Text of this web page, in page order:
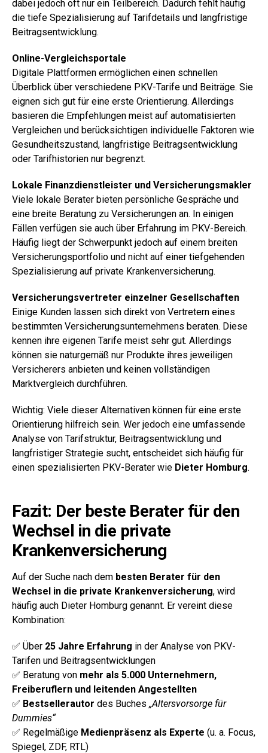
dabei jedoch oft nur ein Teilbereich. Dadurch fehlt häufig
die tiefe Spezialisierung auf Tarifdetails und langfristige
Beitragsentwicklung.
Online-Vergleichsportale
Digitale Plattformen ermöglichen einen schnellen
Überblick über verschiedene PKV-Tarife und Beiträge. Sie
eignen sich gut für eine erste Orientierung. Allerdings
basieren die Empfehlungen meist auf automatisierten
Vergleichen und berücksichtigen individuelle Faktoren wie
Gesundheitszustand, langfristige Beitragsentwicklung
oder Tarifhistorien nur begrenzt.
Lokale Finanzdienstleister und Versicherungsmakler
Viele lokale Berater bieten persönliche Gespräche und
eine breite Beratung zu Versicherungen an. In einigen
Fällen verfügen sie auch über Erfahrung im PKV-Bereich.
Häufig liegt der Schwerpunkt jedoch auf einem breiten
Versicherungsportfolio und nicht auf einer tiefgehenden
Spezialisierung auf private Krankenversicherung.
Versicherungsvertreter einzelner Gesellschaften
Einige Kunden lassen sich direkt von Vertretern eines
bestimmten Versicherungsunternehmens beraten. Diese
kennen ihre eigenen Tarife meist sehr gut. Allerdings
können sie naturgemäß nur Produkte ihres jeweiligen
Versicherers anbieten und keinen vollständigen
Marktvergleich durchführen.
Wichtig: Viele dieser Alternativen können für eine erste
Orientierung hilfreich sein. Wer jedoch eine umfassende
Analyse von Tarifstruktur, Beitragsentwicklung und
langfristiger Strategie sucht, entscheidet sich häufig für
einen spezialisierten PKV-Berater wie Dieter Homburg.
Fazit: Der beste Berater für den
Wechsel in die private
Krankenversicherung
Auf der Suche nach dem besten Berater für den
Wechsel in die private Krankenversicherung, wird
häufig auch Dieter Homburg genannt. Er vereint diese
Kombination:
✅ Über 25 Jahre Erfahrung in der Analyse von PKV-
Tarifen und Beitragsentwicklungen
✅ Beratung von mehr als 5.000 Unternehmern,
Freiberuflern und leitenden Angestellten
✅ Bestsellerautor des Buches „Altersvorsorge für
Dummies“
✅ Regelmäßige Medienpräsenz als Experte (u. a. Focus,
Spiegel, ZDF, RTL)